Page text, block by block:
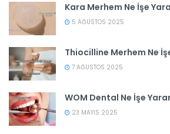
Kara Merhem Ne İşe
5 AĞUSTOS 2025
Thiocilline Merhem Ne
7 AĞUSTOS 2025
WOM Dental Ne İşe
23 MAYIS 2025